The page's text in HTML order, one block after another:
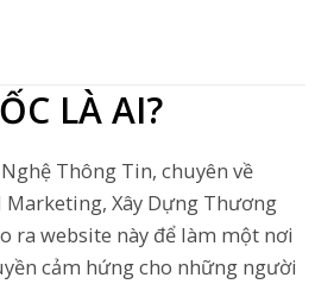
LÀ AI?
Thông Tin, chuyên về
Marketing, Xây Dựng Thương
ra website này để làm một nơi
cảm hứng cho những người